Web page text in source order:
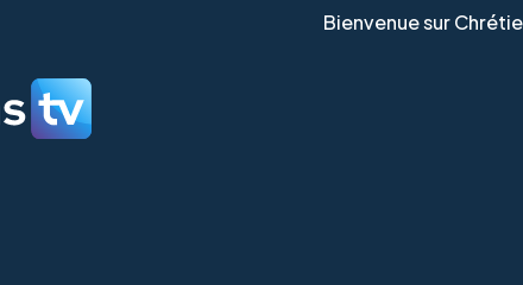
Bienvenue sur